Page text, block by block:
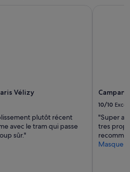
Vélizy
plutôt récent
avec le tram qui passe
sûr."
10/10
"Super
tres
Masquer